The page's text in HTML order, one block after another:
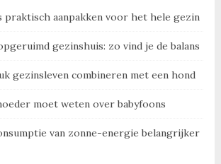
praktisch aanpakken voor het hele gezin
gezinshuis: zo vind je de balans
gezinsleven combineren met een hond
moet weten over babyfoons
van zonne-energie belangrijker